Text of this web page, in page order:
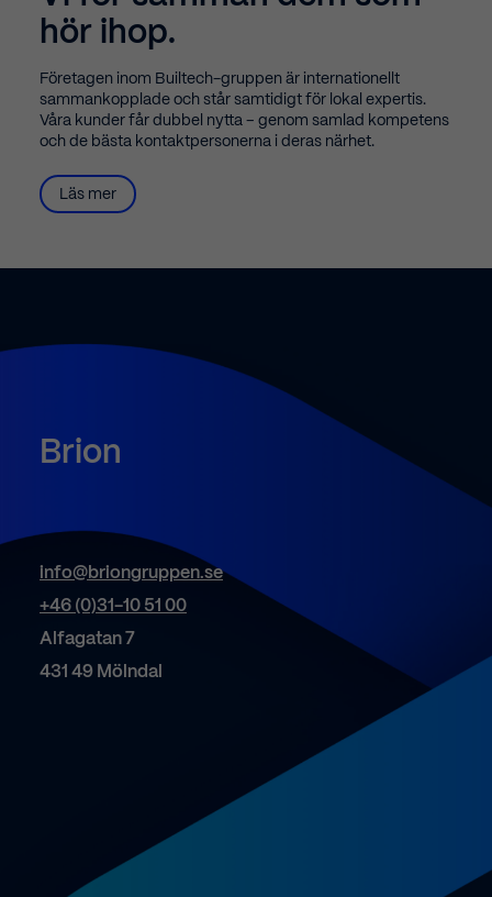
hör ihop.
Företagen inom Builtech-gruppen är internationellt
sammankopplade och står samtidigt för lokal expertis.
Våra kunder får dubbel nytta – genom samlad kompetens
och de bästa kontaktpersonerna i deras närhet.
Läs mer
Brion
info@briongruppen.se
+46 (0)31-10 51 00
Alfagatan 7
431 49 Mölndal